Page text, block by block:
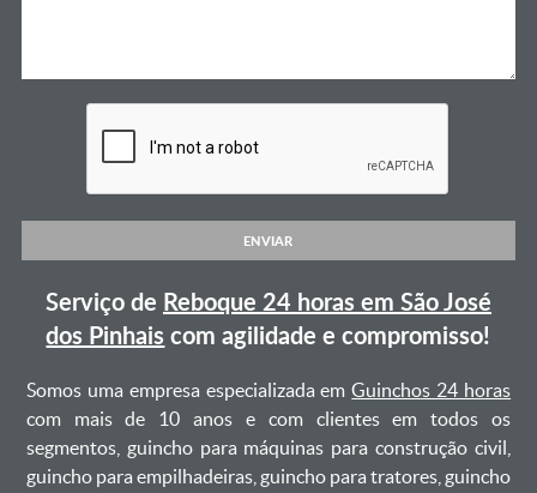
ENVIAR
Serviço de Reboque 24 horas em São José
dos Pinhais com agilidade e compromisso!
Somos uma empresa especializada emGuinchos 24 horas
com mais de 10 anos e com clientes em todos os
segmentos, guincho para máquinas para construção civil,
guincho para empilhadeiras, guincho para tratores, guincho